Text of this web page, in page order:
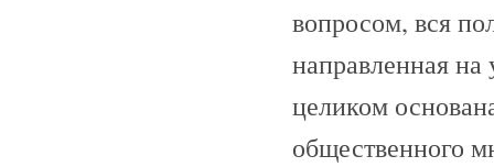
вопросом, вся
направленная на
целиком
общественного